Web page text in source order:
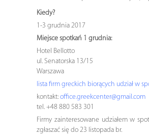
Kiedy?
1-3 grudnia 2017
Miejsce spotkań 1 grudnia:
Hotel Bellotto
ul. Senatorska 13/15
Warszawa
lista firm greckich biorących udział w
kontakt: office.greekcenter@gmail.com
tel. +48 880 583 301
Firmy zainteresowane udziałem w
zgłaszać się do 23 listopada br.